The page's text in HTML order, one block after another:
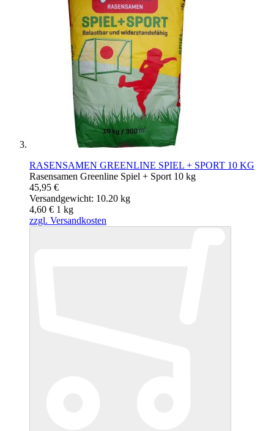
RASENSAMEN GREENLINE SPIEL + SPORT 10 KG
Rasensamen Greenline Spiel + Sport 10 kg
45,95 €
Versandgewicht: 10.20 kg
4,60 € 1 kg
zzgl. Versandkosten